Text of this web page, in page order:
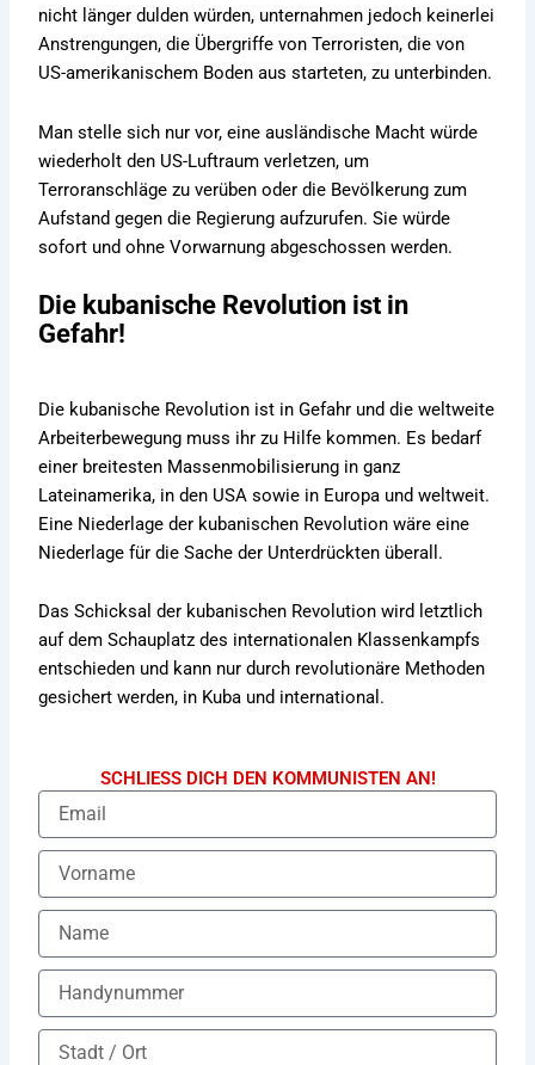
nicht länger dulden würden, unternahmen jedoch keinerlei
Anstrengungen, die Übergriffe von Terroristen, die von
US-amerikanischem Boden aus starteten, zu unterbinden.
Man stelle sich nur vor, eine ausländische Macht würde
wiederholt den US-Luftraum verletzen, um
Terroranschläge zu verüben oder die Bevölkerung zum
Aufstand gegen die Regierung aufzurufen. Sie würde
sofort und ohne Vorwarnung abgeschossen werden.
Die kubanische Revolution ist in
Gefahr!
Die kubanische Revolution ist in Gefahr und die weltweite
Arbeiterbewegung muss ihr zu Hilfe kommen. Es bedarf
einer breitesten Massenmobilisierung in ganz
Lateinamerika, in den USA sowie in Europa und weltweit.
Eine Niederlage der kubanischen Revolution wäre eine
Niederlage für die Sache der Unterdrückten überall.
Das Schicksal der kubanischen Revolution wird letztlich
auf dem Schauplatz des internationalen Klassenkampfs
entschieden und kann nur durch revolutionäre Methoden
gesichert werden, in Kuba und international.
SCHLIESS DICH DEN KOMMUNISTEN AN!